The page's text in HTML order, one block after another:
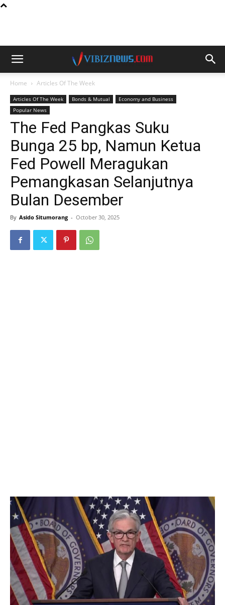
Home Articles Of The Week
Articles Of The Week Bonds & Mutual
Economy and Business
Popular News
The Fed Pangkas Suku
Bunga 25 bp, Namun Ketua
Fed Powell Meragukan
Pemangkasan Selanjutnya
Bulan Desember
By Asido Situmorang - October 30, 2025